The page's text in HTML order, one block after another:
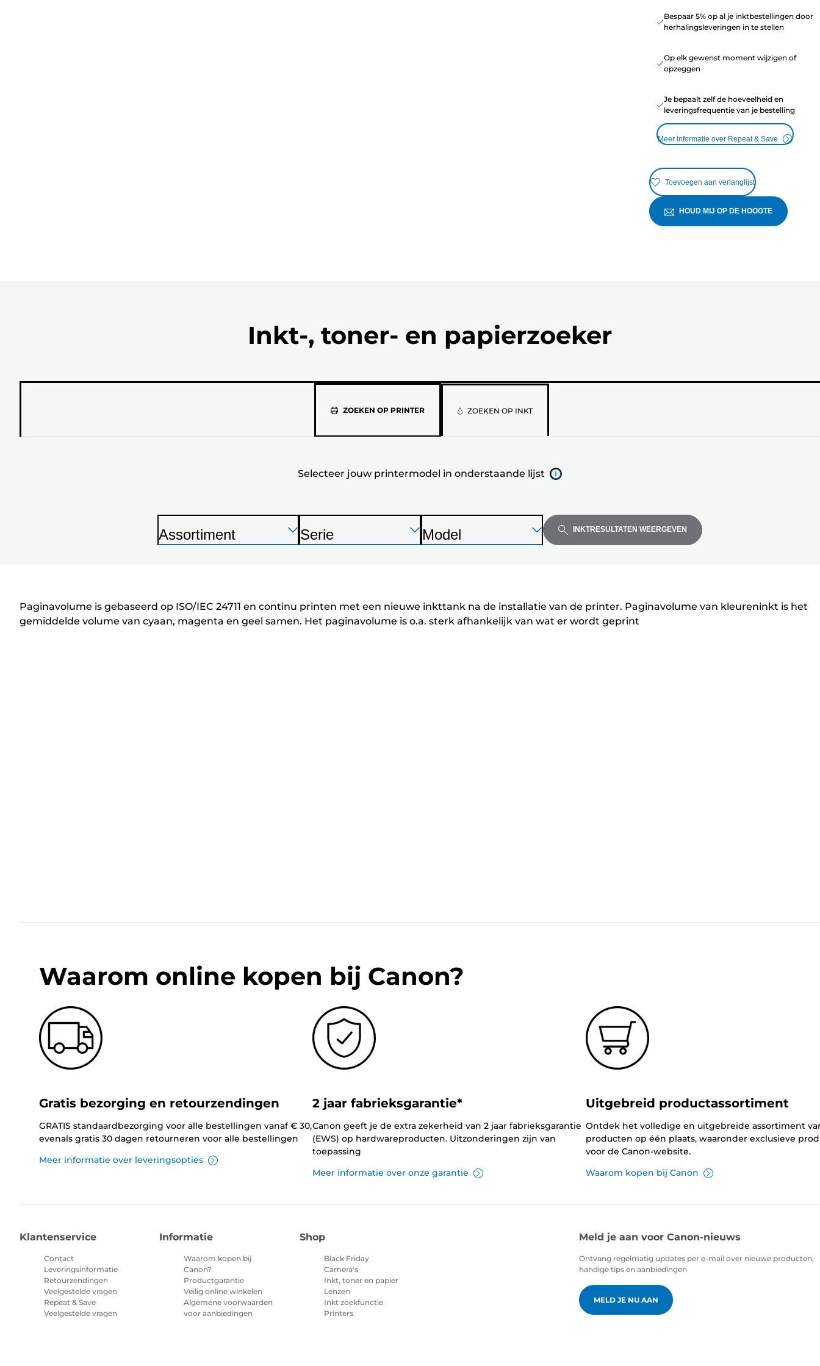
Bespaar 5% op al je inktbestellingen door
herhalingsleveringen in te stellen
Op elk gewenst moment wijzigen of
opzeggen
Je bepaalt zelf de hoeveelheid en
leveringsfrequentie van je bestelling
Meer informatie over Repeat & Save
Toevoegen aan verlanglijst
HOUD MIJ OP DE HOOGTE
Inkt-, toner- en papierzoeker
ZOEKEN OP PRINTER
Selecteer
jouw
printermodel
onderstaande
lijst
ZOEKEN OP INKT
Selecteer jouw printermodel in onderstaande lijst
Druk
op
te
vouwen
P
n
t
Assortiment
Druk
op
te
vouwen
P
n
t
Serie
Druk
op
te
vouwen
P
n
t
Model INKTRESULTATEN WEERGEVEN
Paginavolume is gebaseerd op ISO/IEC 24711 en continu printen met een nieuwe inkttank na de installatie van de printer. Paginavolume van kleureninkt is het
gemiddelde volume van cyaan, magenta en geel samen. Het paginavolume is o.a. sterk afhankelijk van wat er wordt geprint
Waarom online kopen bij Canon?
Gratis bezorging en retourzendingen
GRATIS standaardbezorging voor alle bestellingen vanaf € 30,
evenals gratis 30 dagen retourneren voor alle bestellingen
Meer informatie over leveringsopties
2 jaar fabrieksgarantie*
Canon geeft je de extra zekerheid van 2 jaar fabrieksgarantie
(EWS) op hardwareproducten. Uitzonderingen zijn van
toepassing
Meer informatie over onze garantie
Uitgebreid productassortiment
Ontdek het volledige en uitgebreide assortiment
producten op één plaats, waaronder exclusieve
voor de Canon-website.
Waarom kopen bij Canon
Klantenservice
Contact
Leveringsinformatie
Retourzendingen
Veelgestelde vragen
Repeat & Save
Veelgestelde vragen
Informatie
Waarom kopen bij
Canon?
Productgarantie
Veilig online winkelen
Algemene voorwaarden
voor aanbiedingen
Shop
Black Friday
Camera's
Inkt, toner en papier
Lenzen
Inkt zoekfunctie
Printers
Meld je aan voor Canon-nieuws
Ontvang regelmatig updates per e-mail over nieuwe producten,
handige tips en aanbiedingen
MELD JE NU AAN